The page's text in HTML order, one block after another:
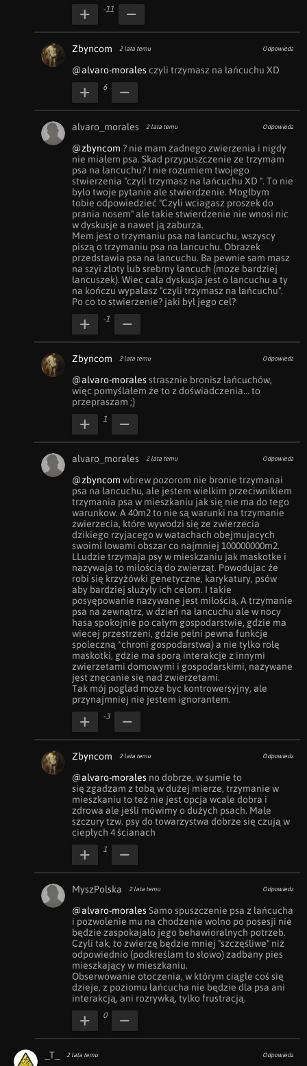
-11
Zbyncom 2 lata temu Odpowiedz
@alvaro-morales czyli trzymasz na łańcuchu XD
6
alvaro_morales 2 lata temu Odpowiedz
@zbyncom ? nie mam żadnego zwierzenia i nigdy
nie miałem psa. Skad przypuszczenie ze trzymam
psa na łancuchu? I nie rozumiem twojego
stwierzenia "czyli trzymasz na łańcuchu XD ". To nie
było twoje pytanie ale stwierdzenie. Mogłbym
tobie odpowiedzieć "Czyli wciagasz proszek do
prania nosem" ale takie stwierdzenie nie wnosi nic
w dyskusje a nawet ją zaburza.
Mem jest o trzymaniu psa na łancuchu, wszyscy
piszą o trzymaniu psa na łancuchu. Obrazek
przedstawia psa na łancuchu. Ba pewnie sam masz
na szyi złoty lub srebrny łancuch (moze bardziej
łancuszek). Wiec cała dyskusja jest o łancuchu a ty
na kończu wypalasz "czyli trzymasz na łańcuchu".
Po co to stwierzenie? jaki był jego cel?
-1
Zbyncom 2 lata temu Odpowiedz
@alvaro-morales strasznie bronisz łańcuchów,
więc pomyślałem że to z doświadczenia... to
przepraszam ;)
1
alvaro_morales 2 lata temu Odpowiedz
@zbyncom wbrew pozorom nie bronie trzymanai
psa na łancuchu, ale jestem wielkim przeciwnikiem
trzymania psa w mieszkaniu jak się nie ma do tego
warunkow. A 40m2 to nie są warunki na trzymanie
zwierzecia, które wywodzi się ze zwierzecia
dzikiego rzyjacego w watachach obejmujacych
swoimi łowami obszar co najmniej 100000000m2.
LLudzie trzymaja psy w mieskzaniu jak maskotke i
nazywaja to miłością do zwierząt. Powodujac że
robi się krzyżówki genetyczne, karykatury, psów
aby bardziej służyły ich celom. I takie
posyępowanie nazywane jest miłością. A trzymanie
psa na zewnątrz, w dzień na łancuchu ale w nocy
hasa spokojnie po całym gospodarstwie, gdzie ma
wiecej przestrzeni, gdzie pełni pewna funkcje
spoleczną *chroni gospodarstwa) a nie tylko rolę
maskotki, gdzie ma sporą interakcje z innymi
zwierzetami domowymi i gospodarskimi, nazywane
jest znęcanie się nad zwierzetami.
Tak mój poglad moze byc kontrowersyjny, ale
przynajmniej nie jestem ignorantem.
-3
Zbyncom 2 lata temu Odpowiedz
@alvaro-morales no dobrze, w sumie to
się zgadzam z tobą w dużej mierze, trzymanie w
mieszkaniu to też nie jest opcja wcale dobra i
zdrowa ale jeśli mówimy o dużych psach. Małe
szczury tzw. psy do towarzystwa dobrze się czują w
ciepłych 4 ścianach
1
MyszPolska 2 lata temu Odpowiedz
@alvaro-morales Samo spuszczenie psa z łańcucha
i pozwolenie mu na chodzenie wolno po posesji nie
będzie zaspokajało jego behawioralnych potrzeb.
Czyli tak, to zwierzę będzie mniej "szczęśliwe" niż
odpowiednio (podkreślam to słowo) zadbany pies
mieszkający w mieszkaniu.
Obserwowanie otoczenia, w którym ciągle coś się
dzieje, z poziomu łańcucha nie będzie dla psa ani
interakcją, ani rozrywką, tylko frustracją.
0
_T_ 2 lata temu Odpowiedz